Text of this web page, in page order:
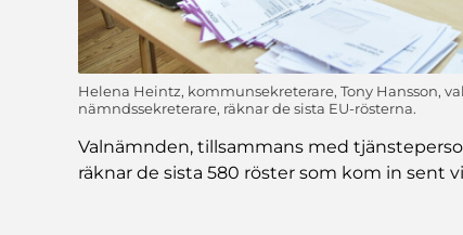
Helena Heintz, kommunsekreterare, Tony Hansson,
nämndssekreterare, räknar de sista EU-rösterna.
Valnämnden, tillsammans med
räknar de sista 580 röster som kom in sent